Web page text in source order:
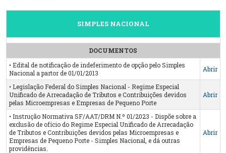
SIMPLES NACIONAL
DOCUMENTOS
• Edital de notificação de indeferimento de opção pelo Simples
Nacional a partor de 01/01/2013
Abrir
• Legislação Federal do Simples Nacional - Regime Especial
Unificado de Arrecadação de Tributos e Contribuições devidos
pelas Microempresas e Empresas de Pequeno Porte
Abrir
• Instrução Normativa SF/AAT/DRM N.º 01/2023 - Dispõe sobre a
exclusão de ofício do Regime Especial Unificado de Arrecadação
de Tributos e Contribuições devidos pelas Microempresas e
Empresas de Pequeno Porte - Simples Nacional, e dá outras
providências.
Abrir